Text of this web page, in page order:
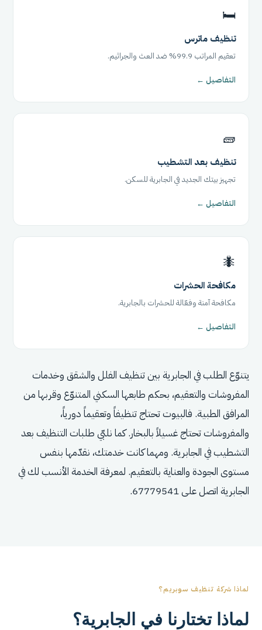
🛏️
تنظيف ماترس
تعقيم المراتب 99.9% ضد العث والجراثيم.
التفاصيل ←
🧱
تنظيف بعد التشطيب
تجهيز بيتك الجديد في الجابرية للسكن.
التفاصيل ←
🐜
مكافحة الحشرات
مكافحة آمنة وفعّالة للحشرات بالجابرية.
التفاصيل ←
يتنوّع الطلب في الجابرية بين تنظيف الفلل والشقق وخدمات
المفروشات والتعقيم، بحكم طابعها السكني المتنوّع وقربها من
المرافق الطبية. فالبيوت تحتاج تنظيفاً وتعقيماً دورياً،
والمفروشات تحتاج غسيلاً بالبخار. كما نلبّي طلبات التنظيف بعد
التشطيب في الجابرية. ومهما كانت خدمتك، نقدّمها بنفس
مستوى الجودة والعناية بالتعقيم. لمعرفة الخدمة الأنسب لك في
الجابرية اتصل على 67779541.
لماذا شركة تنظيف سوبريم؟
لماذا تختارنا في الجابرية؟